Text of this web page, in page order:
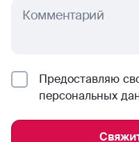
Комментарий
Предоставляю
персональных